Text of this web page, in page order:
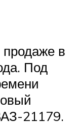
продаже в
Под
21179.